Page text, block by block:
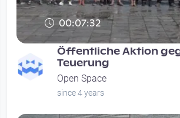
00:07:32
Öffentliche Aktion
Teuerung
Open Space
since 4 years